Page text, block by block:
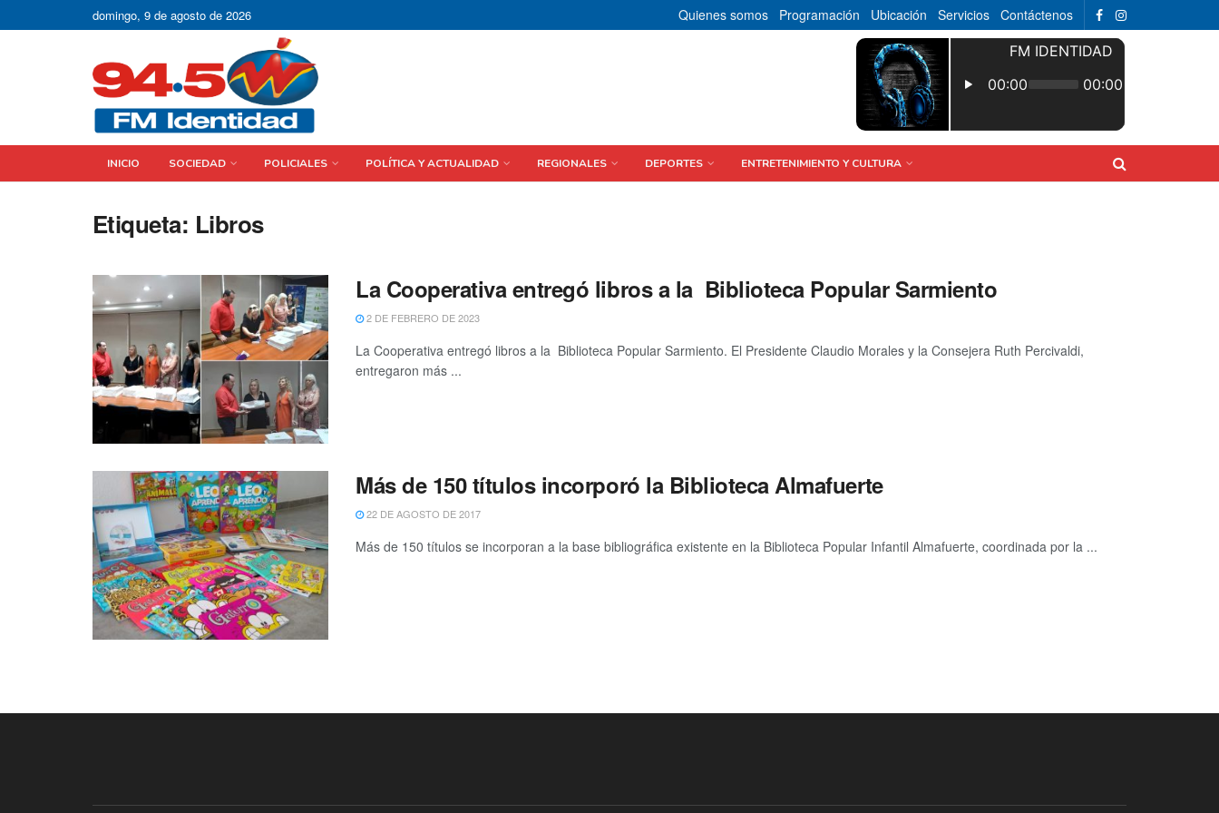
domingo, 9 de agosto de 2026 Quienes somos Programación Ubicación Servicios Contáctenos
INICIO SOCIEDAD POLICIALES POLÍTICA Y ACTUALIDAD REGIONALES DEPORTES ENTRETENIMIENTO Y CULTURA
Etiqueta: Libros
La Cooperativa entregó libros a la Biblioteca Popular Sarmiento
2 DE FEBRERO DE 2023
La Cooperativa entregó libros a la Biblioteca Popular Sarmiento. El Presidente Claudio Morales y la Consejera Ruth Percivaldi,
entregaron más ...
Más de 150 títulos incorporó la Biblioteca Almafuerte
22 DE AGOSTO DE 2017
Más de 150 títulos se incorporan a la base bibliográfica existente en la Biblioteca Popular Infantil Almafuerte, coordinada por la ...